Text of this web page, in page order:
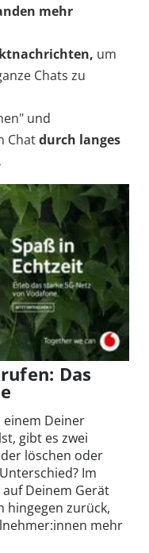
mehr
um
Chats zu
und
Chatdurch langes
Das
einem Deiner
gibt es zwei
löschen oder
Im
Deinem Gerät
hingegen zurück,
mehr